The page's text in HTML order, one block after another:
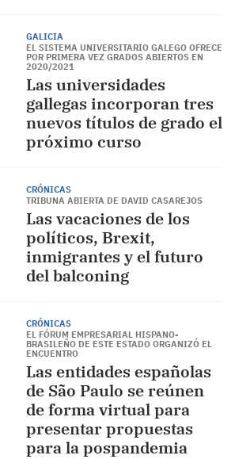
GALICIA
EL SISTEMA UNIVERSITARIO GALEGO OFRECE
POR PRIMERA VEZ GRADOS ABIERTOS EN
2020/2021
Las universidades
gallegas incorporan tres
nuevos títulos de grado el
próximo curso
CRÓNICAS
TRIBUNA ABIERTA DE DAVID CASAREJOS
Las vacaciones de los
políticos, Brexit,
inmigrantes y el futuro
del balconing
CRÓNICAS
EL FÓRUM EMPRESARIAL HISPANO-
BRASILEÑO DE ESTE ESTADO ORGANIZÓ EL
ENCUENTRO
Las entidades españolas
de São Paulo se reúnen
de forma virtual para
presentar propuestas
para la pospandemia